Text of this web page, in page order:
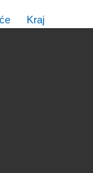
Kraj